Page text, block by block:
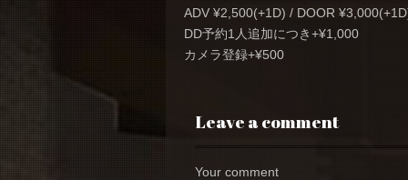
ADV ¥2,500(+1D) / DOOR
DD予約1人追加につき+¥1,000
カメラ登録+¥500
Leave a comment
Your comment